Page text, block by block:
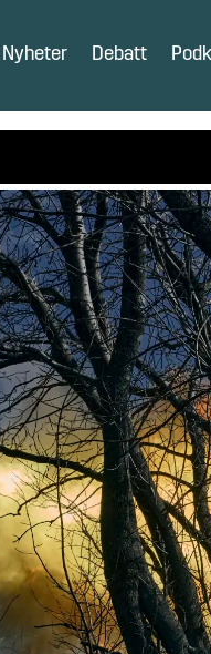
Nyheter Debatt